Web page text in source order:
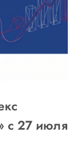
с 27 июля